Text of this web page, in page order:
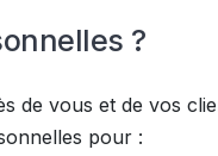
?
de vous et de vos
pour :